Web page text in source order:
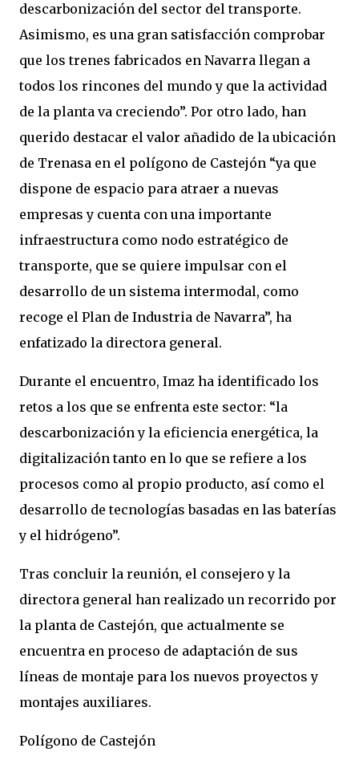
descarbonización del sector del transporte.
Asimismo, es una gran satisfacción comprobar
que los trenes fabricados en Navarra llegan a
todos los rincones del mundo y que la actividad
de la planta va creciendo”. Por otro lado, han
querido destacar el valor añadido de la ubicación
de Trenasa en el polígono de Castejón “ya que
dispone de espacio para atraer a nuevas
empresas y cuenta con una importante
infraestructura como nodo estratégico de
transporte, que se quiere impulsar con el
desarrollo de un sistema intermodal, como
recoge el Plan de Industria de Navarra”, ha
enfatizado la directora general.
Durante el encuentro, Imaz ha identificado los
retos a los que se enfrenta este sector: “la
descarbonización y la eficiencia energética, la
digitalización tanto en lo que se refiere a los
procesos como al propio producto, así como el
desarrollo de tecnologías basadas en las baterías
y el hidrógeno”.
Tras concluir la reunión, el consejero y la
directora general han realizado un recorrido por
la planta de Castejón, que actualmente se
encuentra en proceso de adaptación de sus
líneas de montaje para los nuevos proyectos y
montajes auxiliares.
Polígono de Castejón